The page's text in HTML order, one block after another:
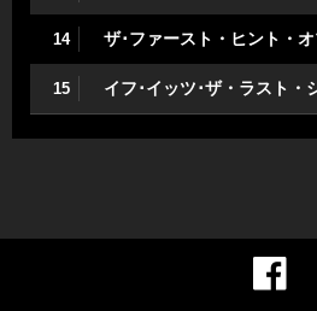
14 ザ･ファースト・ヒント・
15 イフ･イッツ･ザ・ラスト・